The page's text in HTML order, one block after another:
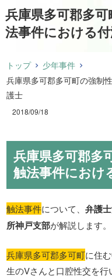
兵庫県多可郡多
法事件における
トップ
少年事件
兵庫県多可郡多可町の強制
護士
2018/09/18
兵庫県多可郡多
触法事件におけ
触法事件について、弁護
所神戸支部が解説します。
兵庫県多可郡多可町に住
生のVさんと口腔性交を行